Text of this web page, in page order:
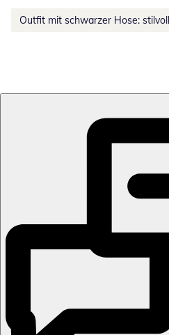
Outfit mit schwarzer Hose: